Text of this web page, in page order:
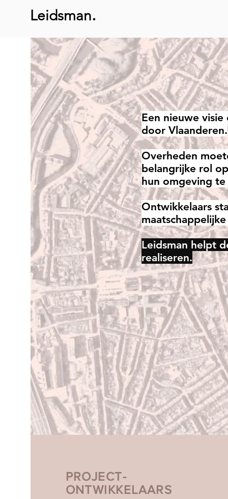
Leidsman.
Een nieuwe
door Vlaanderen.
Overheden
belangrijke rol
hun omgeving
Ontwikkelaars
Leidsman helpt
realiseren.
PROJECT-
ONTWIKKELAARS